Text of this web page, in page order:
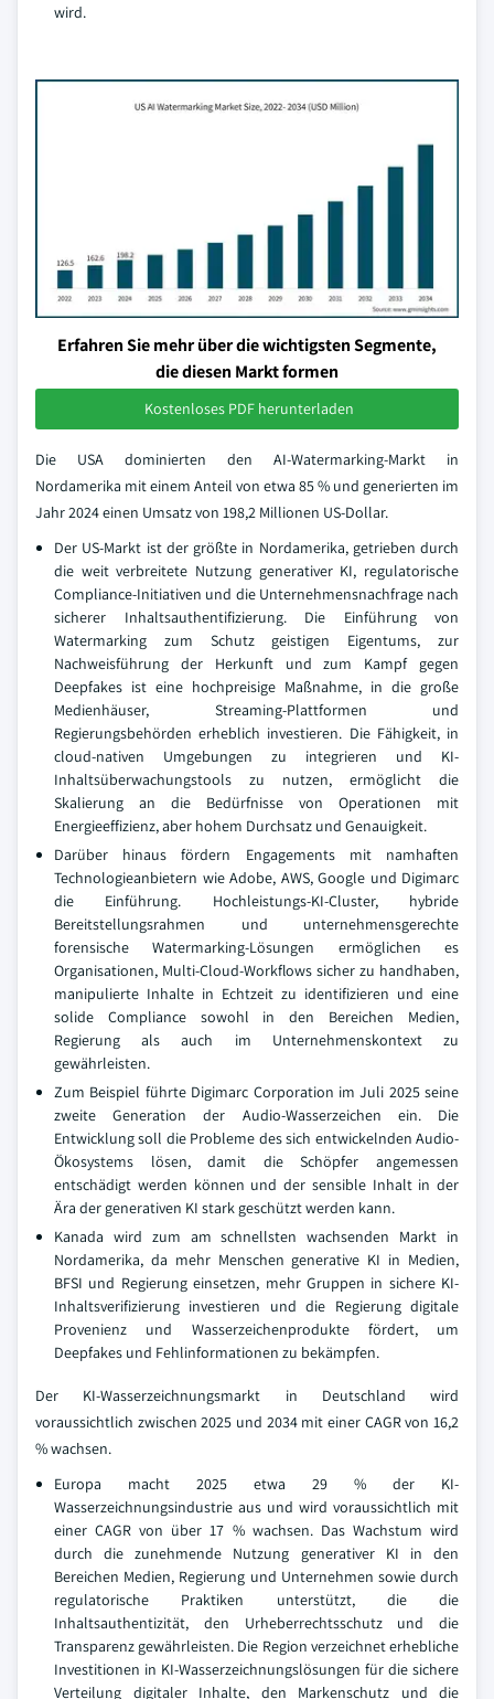
wird.
Erfahren Sie mehr über die wichtigsten Segmente,
die diesen Markt formen
Kostenloses PDF herunterladen
Die USA dominierten den AI-Watermarking-Markt in
Nordamerika mit einem Anteil von etwa 85 % und generierten im
Jahr 2024 einen Umsatz von 198,2 Millionen US-Dollar.
Der US-Markt ist der größte in Nordamerika, getrieben durch
die weit verbreitete Nutzung generativer KI, regulatorische
Compliance-Initiativen und die Unternehmensnachfrage nach
sicherer Inhaltsauthentifizierung. Die Einführung von
Watermarking zum Schutz geistigen Eigentums, zur
Nachweisführung der Herkunft und zum Kampf gegen
Deepfakes ist eine hochpreisige Maßnahme, in die große
Medienhäuser, Streaming-Plattformen und
Regierungsbehörden erheblich investieren. Die Fähigkeit, in
cloud-nativen Umgebungen zu integrieren und KI-
Inhaltsüberwachungstools zu nutzen, ermöglicht die
Skalierung an die Bedürfnisse von Operationen mit
Energieeffizienz, aber hohem Durchsatz und Genauigkeit.
Darüber hinaus fördern Engagements mit namhaften
Technologieanbietern wie Adobe, AWS, Google und Digimarc
die Einführung. Hochleistungs-KI-Cluster, hybride
Bereitstellungsrahmen und unternehmensgerechte
forensische Watermarking-Lösungen ermöglichen es
Organisationen, Multi-Cloud-Workflows sicher zu handhaben,
manipulierte Inhalte in Echtzeit zu identifizieren und eine
solide Compliance sowohl in den Bereichen Medien,
Regierung als auch im Unternehmenskontext zu
gewährleisten.
Zum Beispiel führte Digimarc Corporation im Juli 2025 seine
zweite Generation der Audio-Wasserzeichen ein. Die
Entwicklung soll die Probleme des sich entwickelnden Audio-
Ökosystems lösen, damit die Schöpfer angemessen
entschädigt werden können und der sensible Inhalt in der
Ära der generativen KI stark geschützt werden kann.
Kanada wird zum am schnellsten wachsenden Markt in
Nordamerika, da mehr Menschen generative KI in Medien,
BFSI und Regierung einsetzen, mehr Gruppen in sichere KI-
Inhaltsverifizierung investieren und die Regierung digitale
Provenienz und Wasserzeichenprodukte fördert, um
Deepfakes und Fehlinformationen zu bekämpfen.
Der KI-Wasserzeichnungsmarkt in Deutschland wird
voraussichtlich zwischen 2025 und 2034 mit einer CAGR von 16,2
% wachsen.
Europa macht 2025 etwa 29 % der KI-
Wasserzeichnungsindustrie aus und wird voraussichtlich mit
einer CAGR von über 17 % wachsen. Das Wachstum wird
durch die zunehmende Nutzung generativer KI in den
Bereichen Medien, Regierung und Unternehmen sowie durch
regulatorische Praktiken unterstützt, die die
Inhaltsauthentizität, den Urheberrechtsschutz und die
Transparenz gewährleisten. Die Region verzeichnet erhebliche
Investitionen in KI-Wasserzeichnungslösungen für die sichere
Verteilung digitaler Inhalte, den Markenschutz und die